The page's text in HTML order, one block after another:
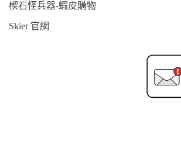
楔石怪兵器-蝦皮購物
Skier 官網